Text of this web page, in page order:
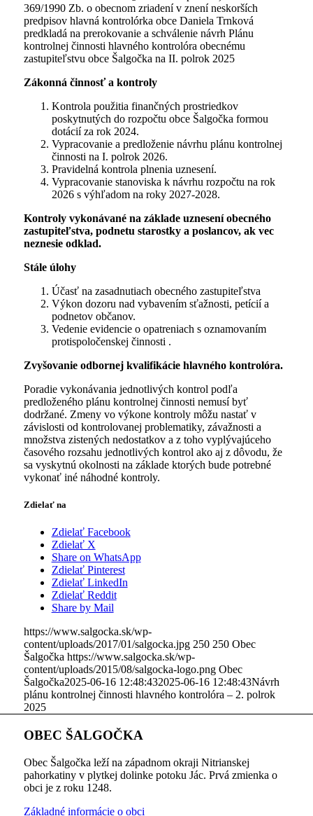
369/1990 Zb. o obecnom zriadení v znení neskorších
predpisov hlavná kontrolórka obce Daniela Trnková
predkladá na prerokovanie a schválenie návrh Plánu
kontrolnej činnosti hlavného kontrolóra obecnému
zastupiteľstvu obce Šalgočka na II. polrok 2025
Zákonná činnosť a kontroly
Kontrola použitia finančných prostriedkov
poskytnutých do rozpočtu obce Šalgočka formou
dotácií za rok 2024.
Vypracovanie a predloženie návrhu plánu kontrolnej
činnosti na I. polrok 2026.
Pravidelná kontrola plnenia uznesení.
Vypracovanie stanoviska k návrhu rozpočtu na rok
2026 s výhľadom na roky 2027-2028.
Kontroly vykonávané na základe uznesení obecného
zastupiteľstva, podnetu starostky a poslancov, ak vec
neznesie odklad.
Stále úlohy
Účasť na zasadnutiach obecného zastupiteľstva
Výkon dozoru nad vybavením sťažnosti, petícií a
podnetov občanov.
Vedenie evidencie o opatreniach s oznamovaním
protispoločenskej činnosti .
Zvyšovanie odbornej kvalifikácie hlavného kontrolóra.
Poradie vykonávania jednotlivých kontrol podľa
predloženého plánu kontrolnej činnosti nemusí byť
dodržané. Zmeny vo výkone kontroly môžu nastať v
závislosti od kontrolovanej problematiky, závažnosti a
množstva zistených nedostatkov a z toho vyplývajúceho
časového rozsahu jednotlivých kontrol ako aj z dôvodu, že
sa vyskytnú okolnosti na základe ktorých bude potrebné
vykonať iné náhodné kontroly.
Zdielať na
Zdielať Facebook
Zdielať X
Share on WhatsApp
Zdielať Pinterest
Zdielať LinkedIn
Zdielať Reddit
Share by Mail
https://www.salgocka.sk/wp-
content/uploads/2017/01/salgocka.jpg 250 250 Obec
Šalgočka https://www.salgocka.sk/wp-
content/uploads/2015/08/salgocka-logo.png Obec
Šalgočka2025-06-16 12:48:432025-06-16 12:48:43Návrh
plánu kontrolnej činnosti hlavného kontrolóra – 2. polrok
2025
OBEC ŠALGOČKA
Obec Šalgočka leží na západnom okraji Nitrianskej
pahorkatiny v plytkej dolinke potoku Jác. Prvá zmienka o
obci je z roku 1248.
Základné informácie o obci